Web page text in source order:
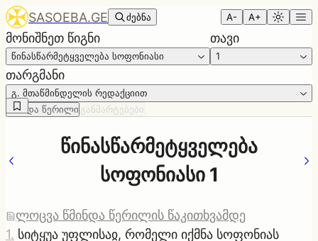
SASOEBA.GE ძებნა A- A+
მონიშნეთ წიგნი
წინასწარმეტყველება სოფონიასი
თავი
1
თარგმანი
გ. მთაწმინდელის რედაქციით
წმინდა წერილი განმარტებები
წინასწარმეტყველება
სოფონიასი 1
ლოცვა წმინდა წერილის წაკითხვამდე
1. სიტყუა უფლისაჲ, რომელი იქმნა სოფონიას